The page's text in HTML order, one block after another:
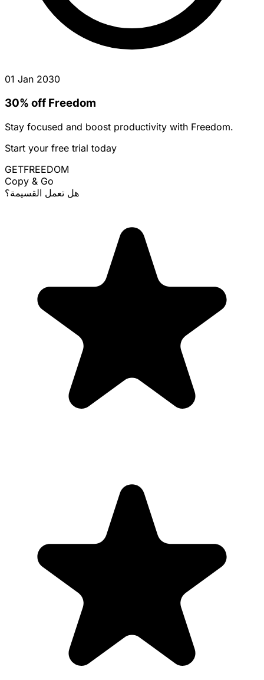
01 Jan 2030
30% off Freedom
Stay focused and boost productivity with Freedom.
Start your free trial today
GETFREEDOM
Copy & Go
هل تعمل القسيمة؟